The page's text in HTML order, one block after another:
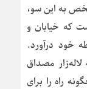
به این سو،
که خیابان و
خود درآورد.
مصداق
راه را برای